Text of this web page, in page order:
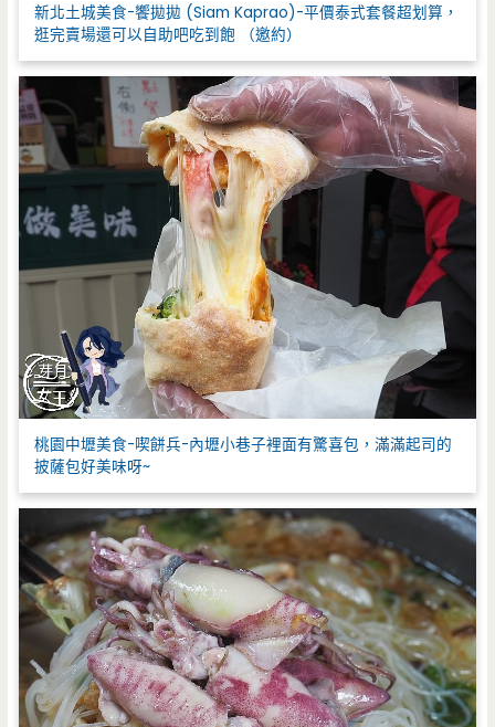
新北土城美食-饗拋拋 (Siam Kaprao)-平價泰式套餐超划算，
逛完賣場還可以自助吧吃到飽 （邀約）
桃園中壢美食-喫餅兵-內壢小巷子裡面有驚喜包，滿滿起司的
披薩包好美味呀~